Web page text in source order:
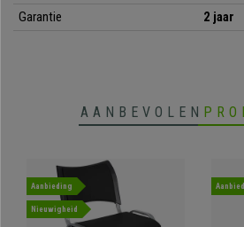
Garantie
2 jaar
AANBEVOLEN
Aanbieding
Nieuwigheid